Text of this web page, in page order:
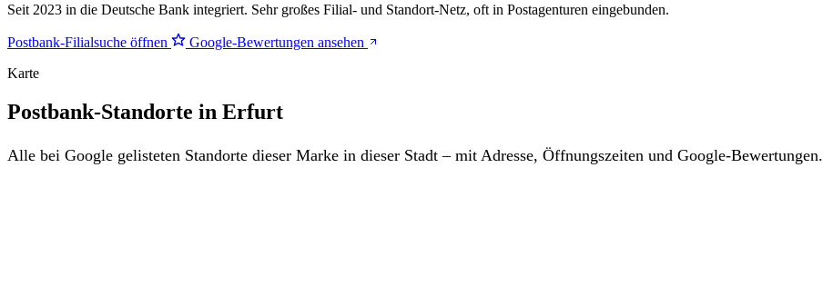
Seit 2023 in die Deutsche Bank integriert. Sehr großes Filial- und Standort-Netz, oft in Postagenturen eingebunden.
Postbank-Filialsuche öffnen
Google-Bewertungen ansehen
Karte
Postbank-Standorte in Erfurt
Alle bei Google gelisteten Standorte dieser Marke in dieser Stadt – mit Adresse, Öffnungszeiten und Google-Bewertungen.